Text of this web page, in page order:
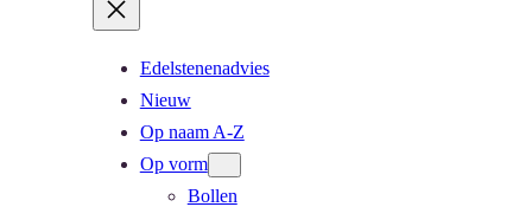
Edelstenenadvies
Nieuw
Op naam A-Z
Op vorm
Bollen